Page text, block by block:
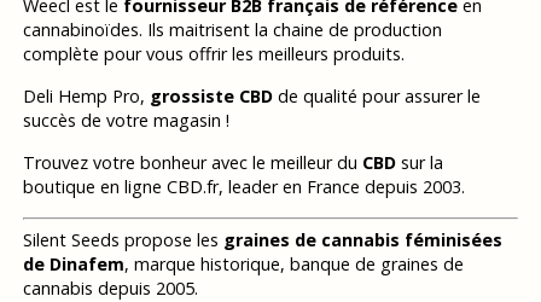
Weecl est le fournisseur B2B français de référenceen
cannabinoïdes. Ils maitrisent la chaine de production
complète pour vous offrir les meilleurs produits.
Deli Hemp Pro, grossiste CBDde qualité pour assurer le
succès de votre magasin !
Trouvez votre bonheur avec le meilleur du CBDsur la
boutique en ligne CBD.fr, leader en France depuis 2003.
Silent Seeds propose les graines de cannabis féminisées
de Dinafem, marque historique, banque de graines de
cannabis depuis 2005.